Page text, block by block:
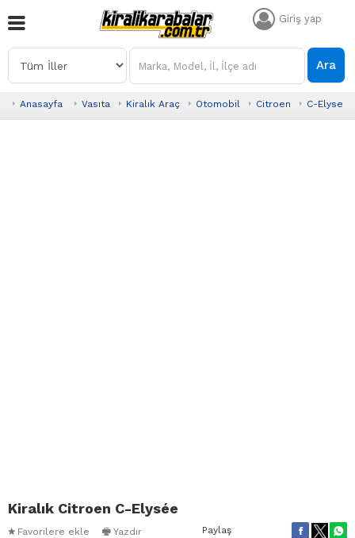
Giriş yap
Ara
Anasayfa Vasıta Kiralık Araç Otomobil Citroen C-Elysee
Kiralık Citroen C-Elysée
Favorilere ekle Yazdır Paylaş